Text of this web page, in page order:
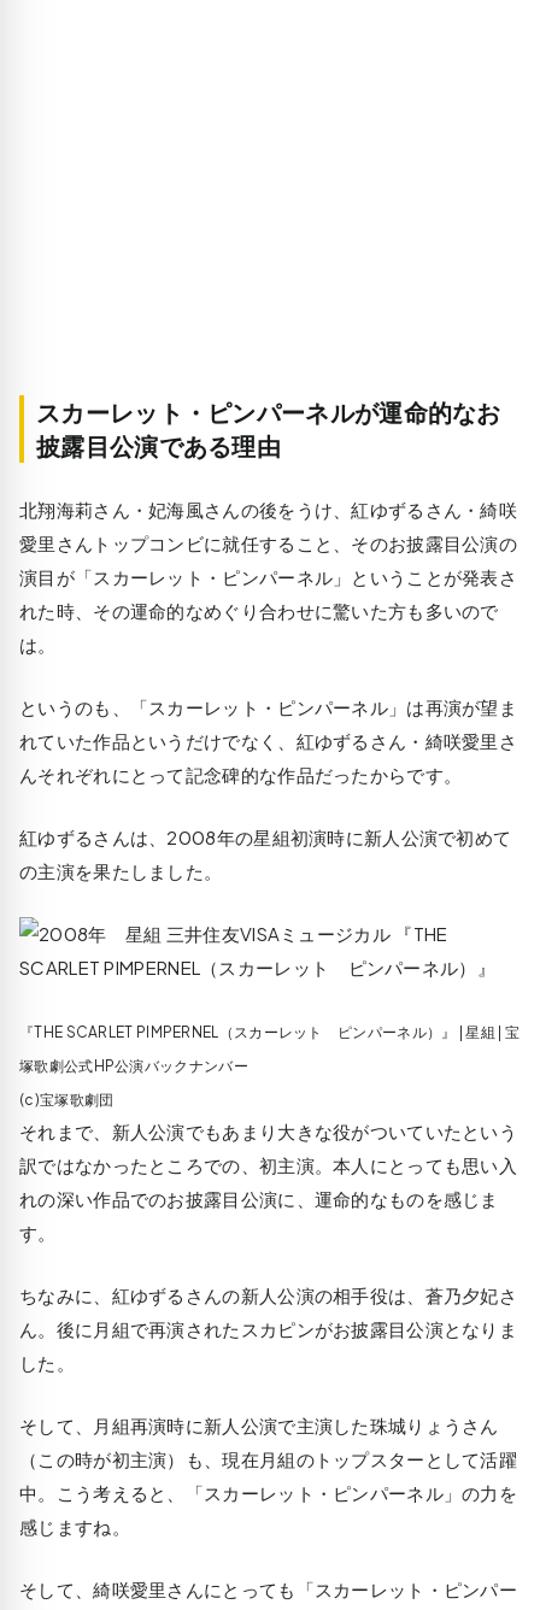
スカーレット・ピンパーネルが運命的なお
披露目公演である理由
北翔海莉さん・妃海風さんの後をうけ、紅ゆずるさん・綺咲
愛里さんトップコンビに就任すること、そのお披露目公演の
演目が「スカーレット・ピンパーネル」ということが発表さ
れた時、その運命的なめぐり合わせに驚いた方も多いので
は。
というのも、「スカーレット・ピンパーネル」は再演が望ま
れていた作品というだけでなく、紅ゆずるさん・綺咲愛里さ
んそれぞれにとって記念碑的な作品だったからです。
紅ゆずるさんは、2008年の星組初演時に新人公演で初めて
の主演を果たしました。
『THE SCARLET PIMPERNEL（スカーレット ピンパーネル）』 | 星組 | 宝
塚歌劇公式HP公演バックナンバー
(c)宝塚歌劇団
それまで、新人公演でもあまり大きな役がついていたという
訳ではなかったところでの、初主演。本人にとっても思い入
れの深い作品でのお披露目公演に、運命的なものを感じま
す。
ちなみに、紅ゆずるさんの新人公演の相手役は、蒼乃夕妃さ
ん。後に月組で再演されたスカピンがお披露目公演となりま
した。
そして、月組再演時に新人公演で主演した珠城りょうさん
（この時が初主演）も、現在月組のトップスターとして活躍
中。こう考えると、「スカーレット・ピンパーネル」の力を
感じますね。
そして、綺咲愛里さんにとっても「スカーレット・ピンパー